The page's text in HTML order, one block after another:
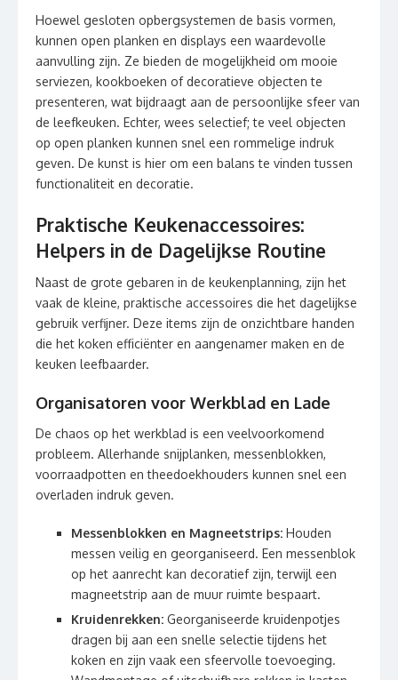
Hoewel gesloten opbergsystemen de basis vormen,
kunnen open planken en displays een waardevolle
aanvulling zijn. Ze bieden de mogelijkheid om mooie
serviezen, kookboeken of decoratieve objecten te
presenteren, wat bijdraagt aan de persoonlijke sfeer van
de leefkeuken. Echter, wees selectief; te veel objecten
op open planken kunnen snel een rommelige indruk
geven. De kunst is hier om een balans te vinden tussen
functionaliteit en decoratie.
Praktische Keukenaccessoires:
Helpers in de Dagelijkse Routine
Naast de grote gebaren in de keukenplanning, zijn het
vaak de kleine, praktische accessoires die het dagelijkse
gebruik verfijner. Deze items zijn de onzichtbare handen
die het koken efficiënter en aangenamer maken en de
keuken leefbaarder.
Organisatoren voor Werkblad en Lade
De chaos op het werkblad is een veelvoorkomend
probleem. Allerhande snijplanken, messenblokken,
voorraadpotten en theedoekhouders kunnen snel een
overladen indruk geven.
Messenblokken en Magneetstrips: Houden
messen veilig en georganiseerd. Een messenblok
op het aanrecht kan decoratief zijn, terwijl een
magneetstrip aan de muur ruimte bespaart.
Kruidenrekken: Georganiseerde kruidenpotjes
dragen bij aan een snelle selectie tijdens het
koken en zijn vaak een sfeervolle toevoeging.